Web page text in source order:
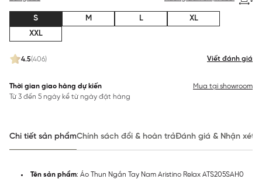
4.5(406) Viết đánh giá
S M L
XL
XXL
Thời gian giao hàng dự kiến
Từ 3 đến 5 ngày kể từ ngày đặt hàng
Mua tại showroom
Chi tiết sản phẩmChính sách đổi & hoàn trảĐánh giá & Nhận xét
Tên sản phẩm: Áo Thun Ngắn Tay Nam Aristino Relax ATS205SAH0